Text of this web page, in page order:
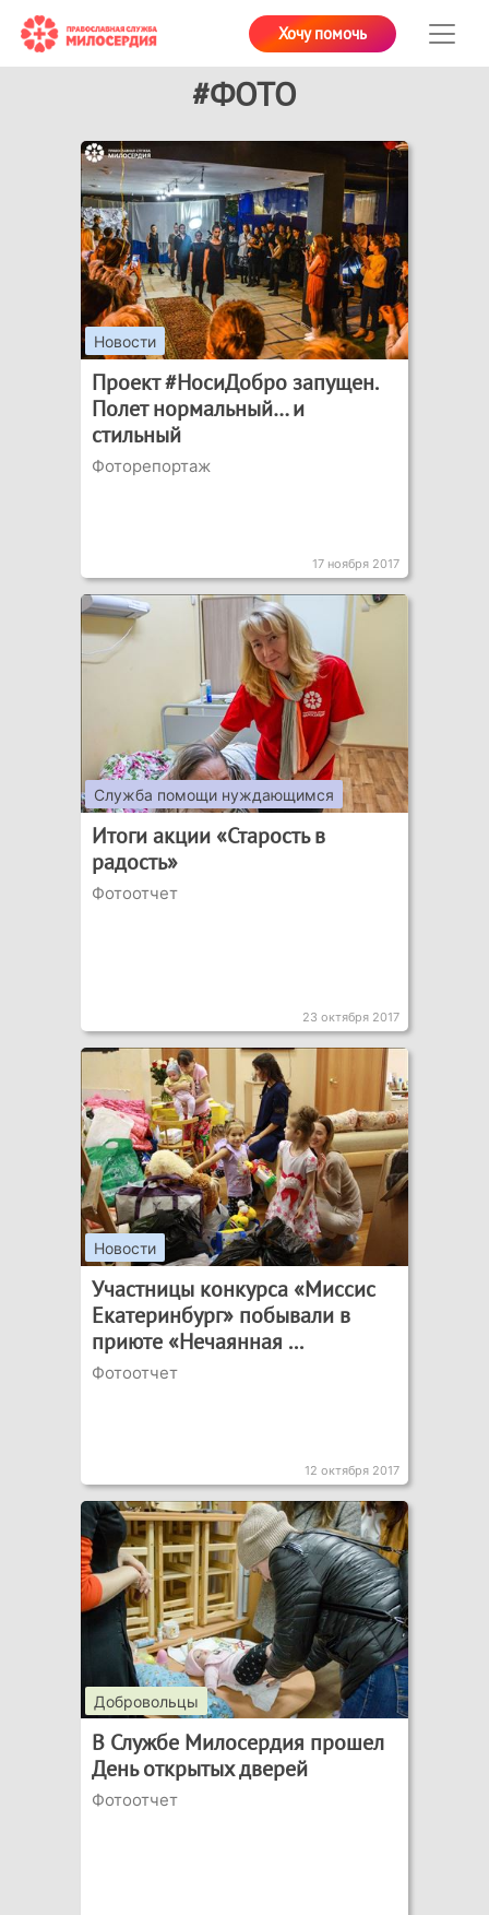
Хочу помочь
#ФОТО
Новости
Проект #НосиДобро запущен.
Полет нормальный… и
стильный
Фоторепортаж
17 ноября 2017
Служба помощи нуждающимся
Итоги акции «Старость в
радость»
Фотоотчет
23 октября 2017
Новости
Участницы конкурса «Миссис
Екатеринбург» побывали в
приюте «Нечаянная ...
Фотоотчет
12 октября 2017
Добровольцы
В Службе Милосердия прошел
День открытых дверей
Фотоотчет